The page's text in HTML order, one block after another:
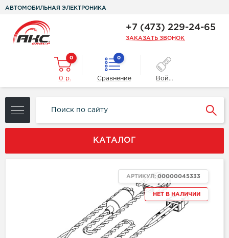
АВТОМОБИЛЬНАЯ ЭЛЕКТРОНИКА
+7 (473) 229-24-65
ЗАКАЗАТЬ ЗВОНОК
0
0 р.
0
Сравнение Войти
КАТАЛОГ
НЕТ В НАЛИЧИИ
АРТИКУЛ: 00000045333